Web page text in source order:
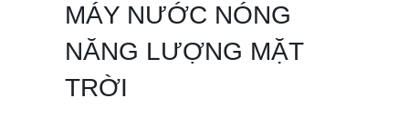
MÁY NƯỚC NÓNG
NĂNG LƯỢNG MẶT
TRỜI